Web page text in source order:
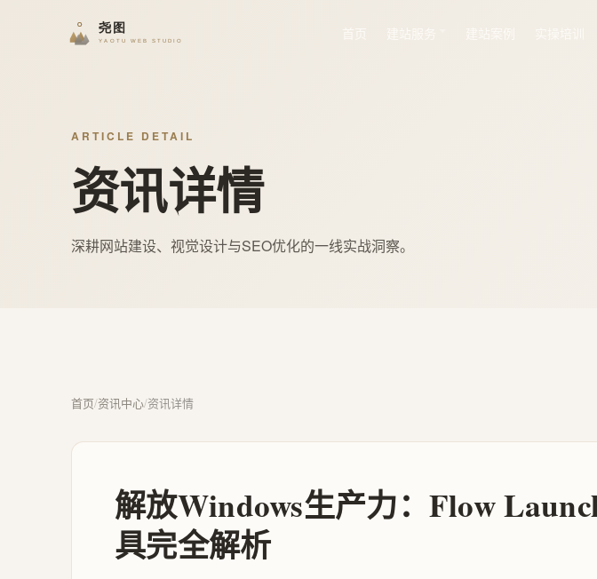
ARTICLE DETAIL
资讯详情
深耕网站建设、视觉设计与SEO优化的一线实战洞察。
首页/资讯中心/资讯详情
解放Windows生产力：Flow
具完全解析